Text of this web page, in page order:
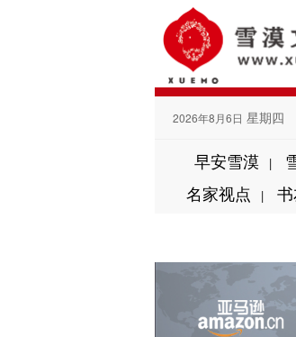
2026年8月6日 星期四
早安雪漠 |
名家视点 |